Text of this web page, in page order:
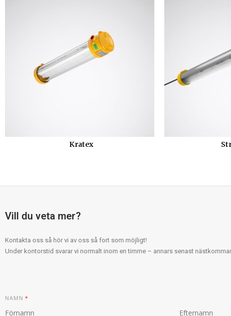
Kratex
Vill du veta mer?
Kontakta oss så hör vi av oss så fort som möjligt!
Under kontorstid svarar vi normalt inom en timme – annars senast
NAMN*